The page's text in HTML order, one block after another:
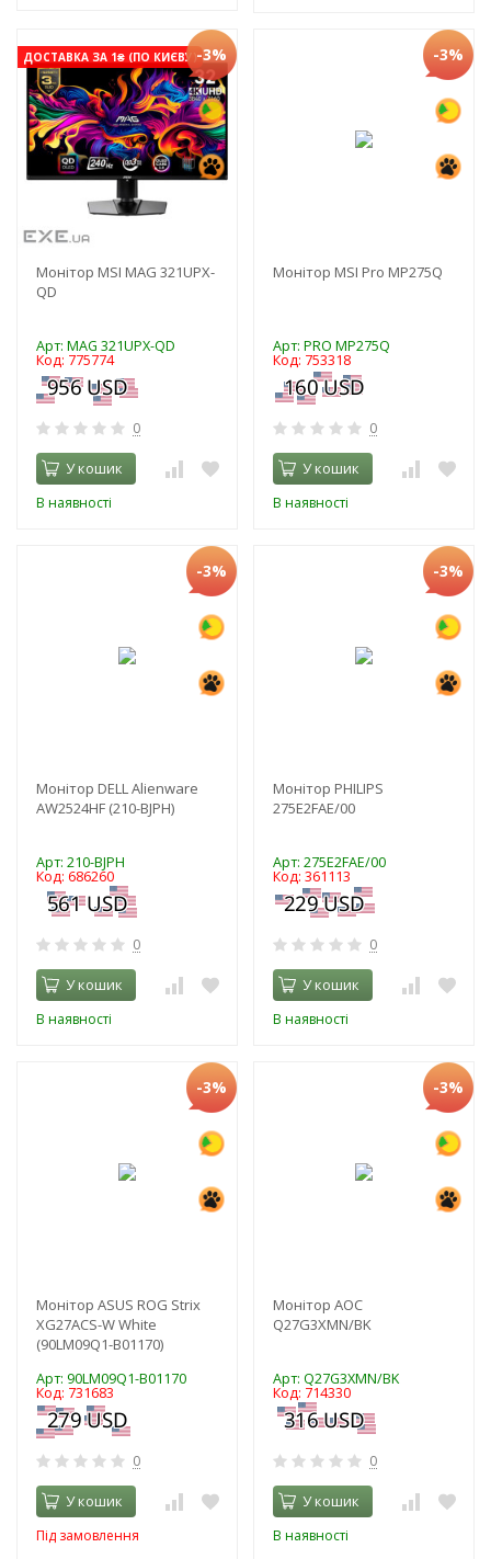
ДОСТАВКА ЗА 1₴ (ПО КИЄВУ)-3%
Монітор MSI MAG 321UPX-
QD
Арт: MAG 321UPX-QD
Код: 775774
0
У кошик
В наявності
-3%
Монітор MSI Pro MP275Q
Арт: PRO MP275Q
Код: 753318
0
У кошик
В наявності
-3%
Монітор DELL Alienware
AW2524HF (210-BJPH)
Арт: 210-BJPH
Код: 686260
0
У кошик
В наявності
-3%
Монітор PHILIPS
275E2FAE/00
Арт: 275E2FAE/00
Код: 361113
0
У кошик
В наявності
-3%
Монітор ASUS ROG Strix
XG27ACS-W White
(90LM09Q1-B01170)
Арт: 90LM09Q1-B01170
Код: 731683
0
У кошик
Під замовлення
-3%
Монітор AOC
Q27G3XMN/BK
Арт: Q27G3XMN/BK
Код: 714330
0
У кошик
В наявності